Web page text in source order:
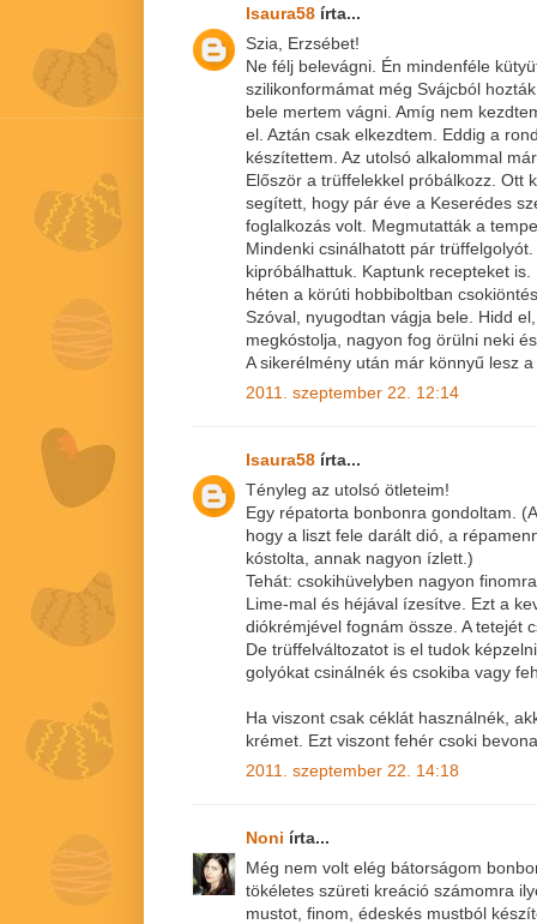
Isaura58 írta...
Szia, Erzsébet!
Ne félj belevágni. Én mindenféle
szilikonformámat még Svájcból
bele mertem vágni. Amíg nem
el. Aztán csak elkezdtem. Eddig a
készítettem. Az utolsó alkalommal
Először a trüffelekkel próbálkozz. Ott
segített, hogy pár éve a Keserédes
foglalkozás volt. Megmutatták a
Mindenki csinálhatott pár
kipróbálhattuk. Kaptunk recepteket
héten a körúti hobbiboltban
Szóval, nyugodtan vágja bele. Hidd
megkóstolja, nagyon fog örülni neki
A sikerélmény után már könnyű lesz
2011. szeptember 22. 12:14
Isaura58 írta...
Tényleg az utolsó ötleteim!
Egy répatorta bonbonra gondoltam.
hogy a liszt fele darált dió, a
kóstolta, annak nagyon ízlett.)
Tehát: csokihüvelyben nagyon
Lime-mal és héjával ízesítve. Ezt a
diókrémjével fognám össze. A tetejét
De trüffelváltozatot is el tudok
golyókat csinálnék és csokiba vagy
Ha viszont csak céklát használnék,
krémet. Ezt viszont fehér csoki
2011. szeptember 22. 14:18
Noni írta...
Még nem volt elég bátorságom
tökéletes szüreti kreáció számomra
mustot, finom, édeskés mustból